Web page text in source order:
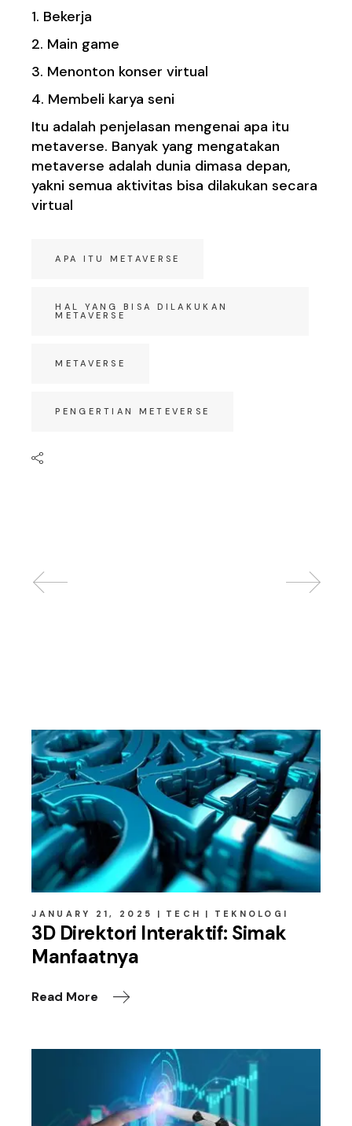
1. Bekerja
2. Main game
3. Menonton konser virtual
4. Membeli karya seni
Itu adalah penjelasan mengenai apa itu
metaverse. Banyak yang mengatakan
metaverse adalah dunia dimasa depan,
yakni semua aktivitas bisa dilakukan secara
virtual
APA ITU METAVERSE
HAL YANG BISA DILAKUKAN
METAVERSE
METAVERSE
PENGERTIAN METEVERSE
JANUARY 21, 2025 TECH TEKNOLOGI
3D Direktori Interaktif: Simak
Manfaatnya
Read More